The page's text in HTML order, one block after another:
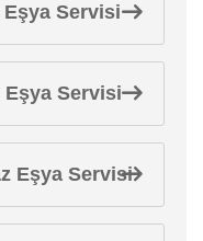
Servisi
Eşya Servisi
Eşya Servisi